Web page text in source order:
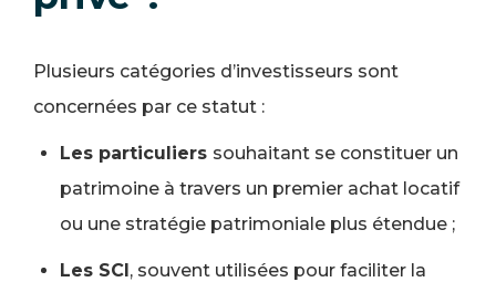
Plusieurs catégories d’investisseurs sont
concernées par ce statut :
Les particuliers souhaitant se constituer un
patrimoine à travers un premier achat locatif
ou une stratégie patrimoniale plus étendue ;
Les SCI, souvent utilisées pour faciliter la